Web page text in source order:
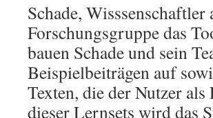
Schade,
Forschungsgruppe das
bauen Schade und sein
Beispielbeiträgen auf
Texten, die der Nutzer
dieser Lernsets wird das